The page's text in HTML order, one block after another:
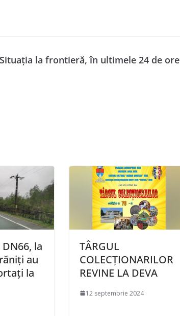
Situaţia la frontieră, în ultimele 24 de ore
la
au
la
TÂRGUL
COLECȚIONARILOR
REVINE LA DEVA
12 septembrie 2024